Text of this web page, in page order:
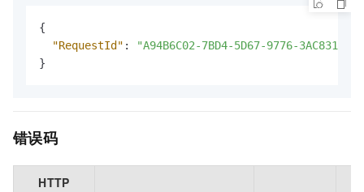
{
"RequestId" :
"A94B6C02-7BD4-5D67-9776-
}
错误码
HTTP